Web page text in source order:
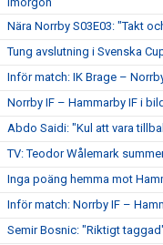
Nära Norrby S03E03: "Takt
Tung avslutning i Svenska
Inför match: IK Brage –
Norrby IF – Hammarby IF i
Abdo Saidi: "Kul att vara
TV: Teodor Wålemark
Inga poäng hemma mot
Inför match: Norrby IF –
Semir Bosnic: "Riktigt